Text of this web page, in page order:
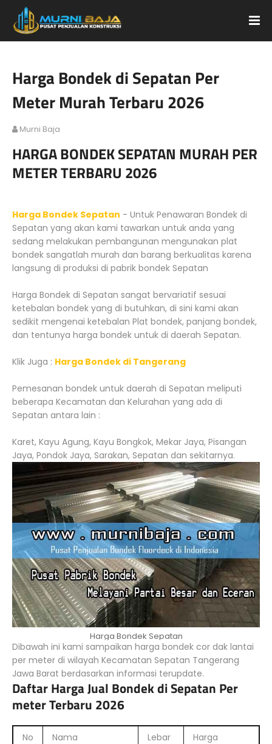
Harga Bondek di Sepatan Per
Meter Murah Terbaru 2026
Murni Baja
HARGA BONDEK SEPATAN MURAH PER
METER TERBARU 2026
Harga Bondek Sepatan - Untuk Penawaran Bondek di
Sepatan yang akan kami tawarkan untuk anda yang
sedang melakukan pembangunan mengunakan plat
bondek sangatlah murah dan barang berkualitas karena
langsung di produksi di pabrik bondek Sepatan
Harga Bondek di Sepatan sangat bervariatif sesuai
ketebalan bondek yang di butuhkan, di sini kami akan
sedikit mengenai ketebalan Plat bondek, panjang bondek,
dan tentunya harga bondek untuk di daerah Sepatan.
Klik Juga : Harga Bondek di Tangerang
Pemesanan bondek untuk daerah di Sepatan meliputi
beberapa Kecamatan dan Kelurahan yang ada di
Sepatan antara lain :
Karet, Kayu Agung, Kayu Bongkok, Mekar Jaya, Pisangan
Jaya, Pondok Jaya, Sarakan, Sepatan dan sekitarnya.
Harga Bondek Sepatan
Dibawah ini kami sampaikan harga bondek cor dak lantai
per meter di wilayah Kecamatan Sepatan Tangerang
Jawa Barat berdasarkan informasi terupdate.
Daftar Harga Jual Bondek di Sepatan Per
meter Terbaru 2026
No Nama Lebar
Harga